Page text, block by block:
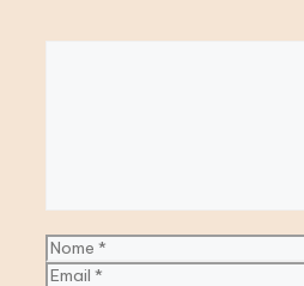
Nome
Email